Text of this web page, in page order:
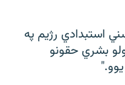
استبدادي رژیم په
بشري حقونو